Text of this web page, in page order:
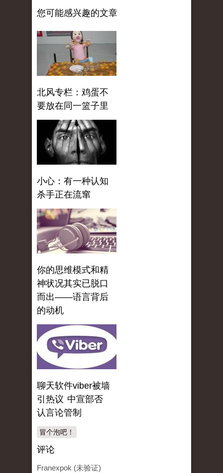
您可能感兴趣的文章
北风专栏：鸡蛋不
要放在同一篮子里
小心：有一种认知
杀手正在流窜
你的思维模式和精
神状况其实已脱口
而出——语言背后
的动机
聊天软件viber被墙
引热议 中宣部否
认言论管制
冒个泡吧！
评论
Franexpok (未验证)